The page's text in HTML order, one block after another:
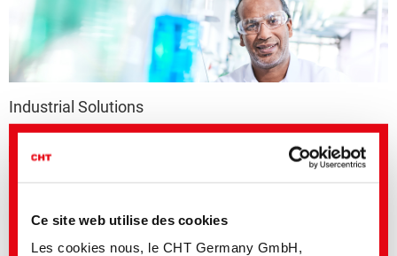
Ce site web utilise des cookies
Les cookies nous, le CHT Germany GmbH,
Industrial Solutions
Produits phares | Industrial Solutions
Notre vie de tous les jours n’est jamais sans changement. Tout change soit
permanent demande de nous un maximum de flexibilité.
participer activement à ce changement.